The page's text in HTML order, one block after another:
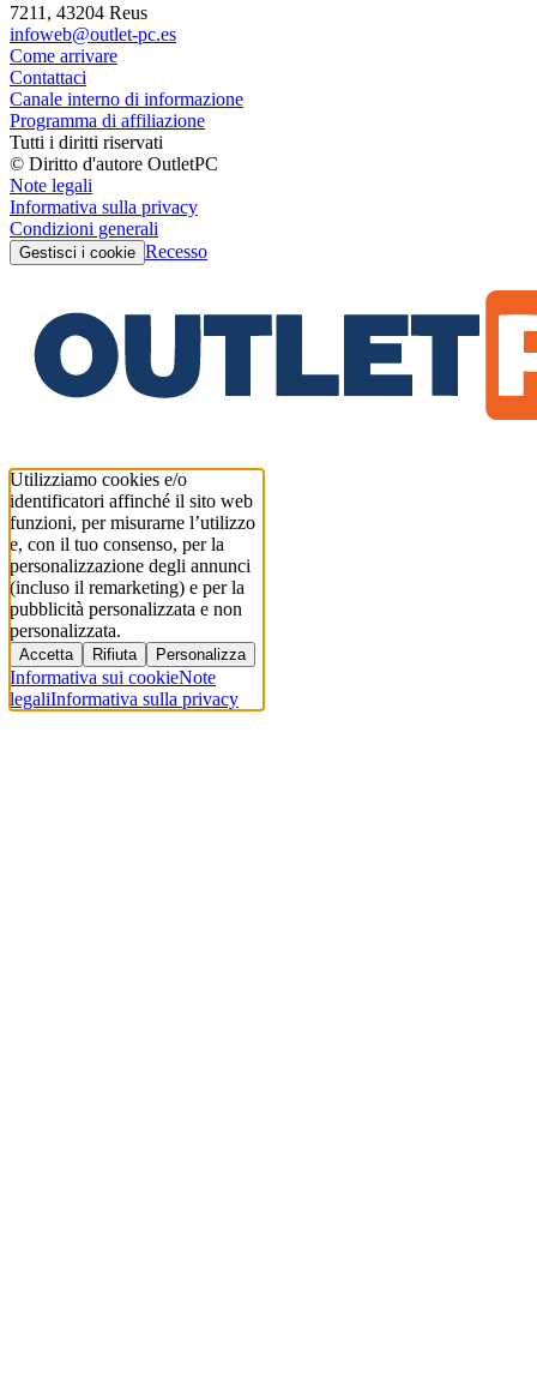
7211, 43204 Reus
infoweb@outlet-pc.es
Come arrivare
Contattaci
Canale interno di informazione
Programma di affiliazione
Tutti i diritti riservati
© Diritto d'autore OutletPC
Note legali
Informativa sulla privacy
Condizioni generali
Gestisci i cookie Recesso
Utilizziamo cookies e/o
identificatori affinché il sito web
funzioni, per misurarne l’utilizzo
e, con il tuo consenso, per la
personalizzazione degli annunci
(incluso il remarketing) e per la
pubblicità personalizzata e non
personalizzata.
Accetta Rifiuta Personalizza
Informativa sui cookieNote
legaliInformativa sulla privacy